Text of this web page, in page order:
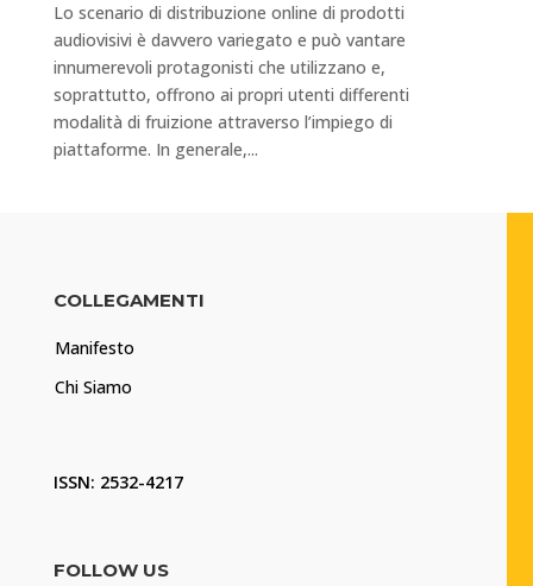
Lo scenario di distribuzione online di prodotti
audiovisivi è davvero variegato e può vantare
innumerevoli protagonisti che utilizzano e,
soprattutto, offrono ai propri utenti differenti
modalità di fruizione attraverso l’impiego di
piattaforme. In generale,...
COLLEGAMENTI
Manifesto
Chi Siamo
ISSN: 2532-4217
FOLLOW US